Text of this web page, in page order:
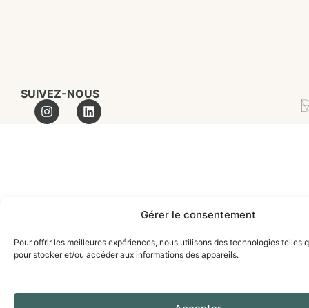
Gérer le consentement
Pour offrir les meilleures expériences, nous utilisons des technologies telles
pour stocker et/ou accéder aux informations des appareils.
SUIVEZ-NOUS